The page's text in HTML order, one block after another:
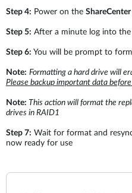
Step 4: Power on the ShareCenter
Step 5: After a minute log into the
Step 6: You will be prompt to
Note: Formatting a hard drive will
Please backup important data
Note: This action will format the
drives in RAID1
Step 7: Wait for format and
now ready for use